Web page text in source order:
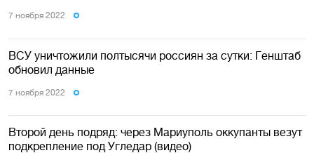
7 ноября 2022
ВСУ уничтожили полтысячи россиян за сутки: Генштаб
обновил данные
7 ноября 2022
Второй день подряд: через Мариуполь оккупанты везут
подкрепление под Угледар (видео)